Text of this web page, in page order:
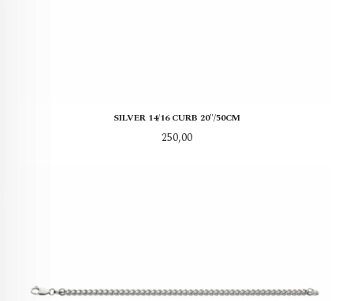
SILVER 14/16 CURB 20"/50CM
Pris
250,00